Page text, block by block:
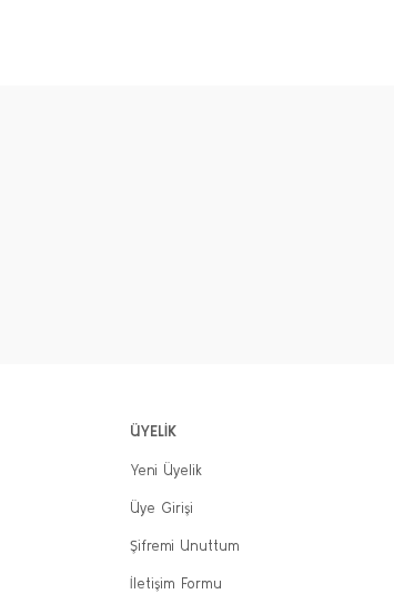
ÜYELİK
Yeni Üyelik
Üye Girişi
Şifremi Unuttum
İletişim Formu